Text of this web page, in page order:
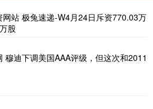
网站 极兔速递-W4月24日斥资770.03万
股
穆迪下调美国AAA评级，但这次和2011